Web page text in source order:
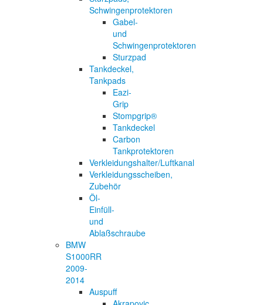
Schwingenprotektoren
Gabel-
und
Schwingenprotektoren
Sturzpad
Tankdeckel,
Tankpads
Eazi-
Grip
Stompgrip®
Tankdeckel
Carbon
Tankprotektoren
Verkleidungshalter/Luftkanal
Verkleidungsscheiben,
Zubehör
Öl-
Einfüll-
und
Ablaßschraube
BMW
S1000RR
2009-
2014
Auspuff